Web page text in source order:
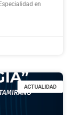
en
ACTUALIDAD